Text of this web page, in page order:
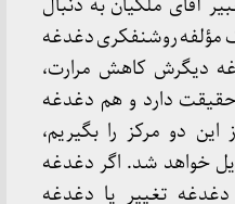
روشنفکری دغدغه
دیگرش کاهش مرارت،
دارد و هم دغدغه
دو مرکز را بگیریم،
خواهد شد. اگر دغدغه
تغییر یا دغدغه